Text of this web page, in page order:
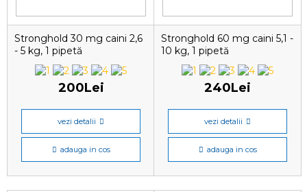
Stronghold 30 mg caini 2,6
- 5 kg, 1 pipetă
antiparazitară
200Lei
vezi detalii
adauga in cos
Stronghold 60 mg caini 5,1 -
10 kg, 1 pipetă
antiparazitară
240Lei
vezi detalii
adauga in cos